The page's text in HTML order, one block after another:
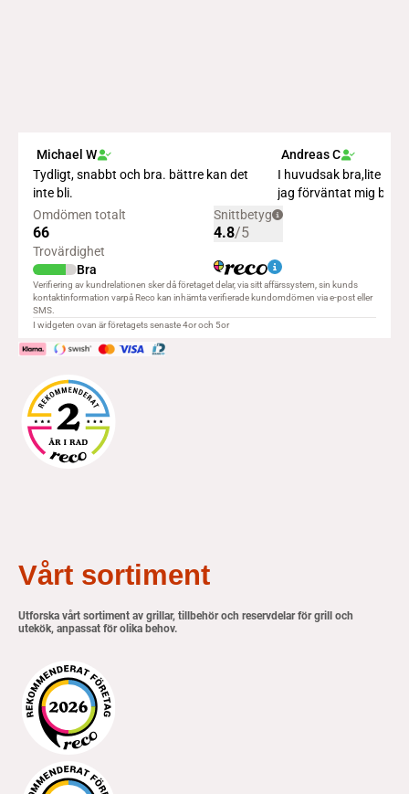
Vårt sortiment
Utforska vårt sortiment av grillar, tillbehör och reservdelar för grill och
utekök, anpassat för olika behov.